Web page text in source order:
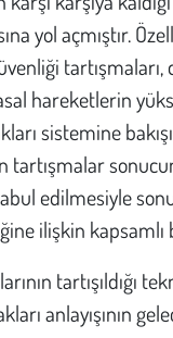
yol açmıştır.
hareketlerin
sistemine
edilmesiyle
ilişkin
tartışıldığı
anlayışının